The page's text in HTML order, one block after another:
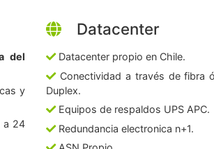
del
y
a 24
Datacenter
Datacenter propio en Chile.
Conectividad a través de fibra
Duplex.
Equipos de respaldos UPS APC.
Redundancia electronica n+1.